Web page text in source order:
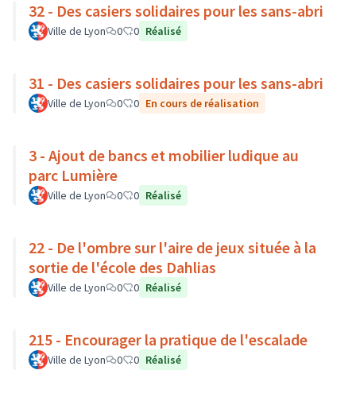
32 - Des casiers solidaires pour les sans-abri
Ville de Lyon 0 0 Réalisé
31 - Des casiers solidaires pour les sans-abri
Ville de Lyon 0 0 En cours de réalisation
3 - Ajout de bancs et mobilier ludique au
parc Lumière
Ville de Lyon 0 0 Réalisé
22 - De l'ombre sur l'aire de jeux située à la
sortie de l'école des Dahlias
Ville de Lyon 0 0 Réalisé
215 - Encourager la pratique de l'escalade
Ville de Lyon 0 0 Réalisé